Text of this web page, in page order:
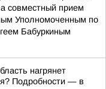
совместный прием
Уполномоченным по
Бабуркиным
нагрянет
Подробности — в